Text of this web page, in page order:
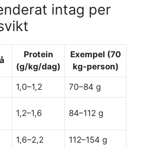
intag per
Protein
(g/kg/dag)
Exempel (70
kg-person)
1,0–1,2 70–84 g
1,2–1,6 84–112 g
1,6–2,2 112–154 g